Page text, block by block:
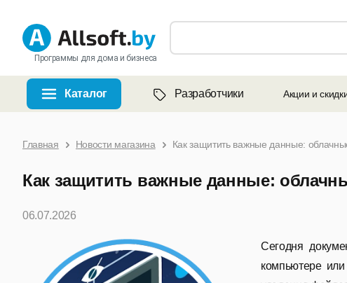
Программы для дома и бизнеса
Каталог Разработчики Акции и
Главная Новости магазина Как защитить важные данные:
Как защитить важные данные:
06.07.2026
Сегодня
компьютере